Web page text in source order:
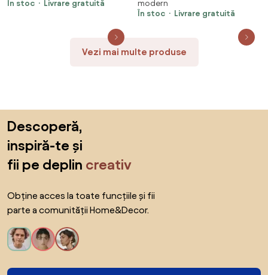
masiv recuperat
În stoc
Livrare gratuită
184 cm
modern
În stoc
Livrare gratuită
Vezi mai multe produse
Descoperă,
inspiră-te și
fii pe deplin creativ
Obține acces la toate funcțiile și fii
parte a comunității Home&Decor.